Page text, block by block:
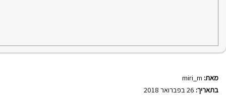
מאת: miri_m
בתאריך: